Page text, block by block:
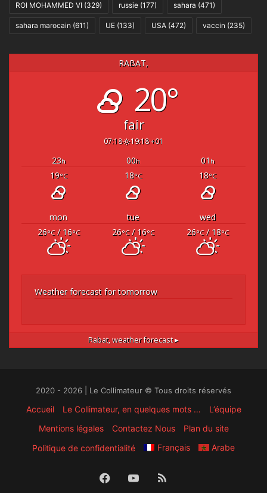
ROI MOHAMMED VI (329) russie (177) sahara (471)
sahara marocain (611) UE (133) USA (472) vaccin (235)
RABAT,
20°
fair
07:18 19:18 +01
23h 00h 01 h
19°C 18°C 18°C
mon tue
wed
26°C/ 16°C 26°C/ 16°C 26°C/ 18°C
Weather forecast for tomorrow
Rabat,weather forecast ▸
2020 - 2026 | Le Collimateur © Tous droits réservés
Accueil Le Collimateur, en quelques mots …
L’équipe
Mentions légales
Contactez Nous
Plan du site
Politique de confidentialité
Français Arabe
FacebookYouTube